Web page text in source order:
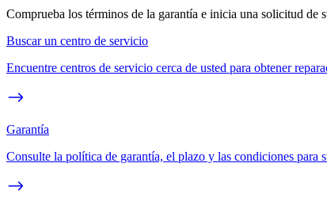
Comprueba los términos de la garantía e inicia una solicitud de
Buscar un centro de servicio
Encuentre centros de servicio cerca de usted para obtener
Garantía
Consulte la política de garantía, el plazo y las condiciones para